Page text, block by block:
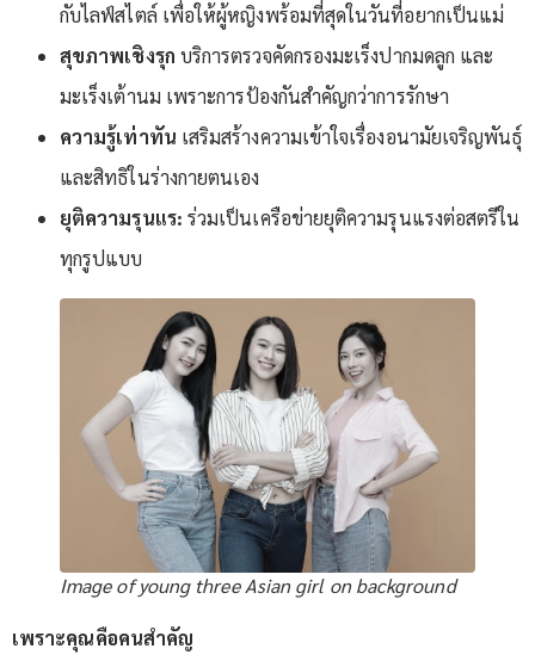
กับไลฟ์สไตล์ เพื่อให้ผู้หญิงพร้อมที่สุดในวันที่อยากเป็นแม่
สุขภาพเชิงรุก บริการตรวจคัดกรองมะเร็งปากมดลูก และ
มะเร็งเต้านม เพราะการป้องกันสำคัญกว่าการรักษา
ความรู้เท่าทัน เสริมสร้างความเข้าใจเรื่องอนามัยเจริญพันธุ์
และสิทธิในร่างกายตนเอง
ยุติความรุนแร: ร่วมเป็นเครือข่ายยุติความรุนแรงต่อสตรีใน
ทุกรูปแบบ
Image of young three Asian girl on background
เพราะคุณคือคนสำคัญ